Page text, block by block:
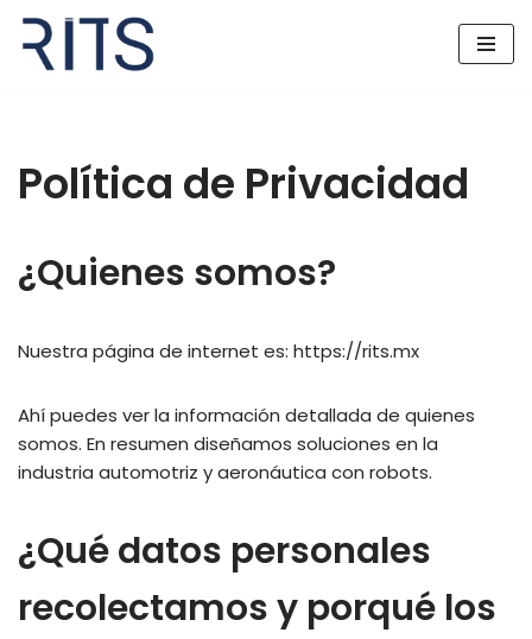
Saltar
Política de Privacidad
¿Quienes somos?
Nuestra página de internet es: https://rits.mx
Ahí puedes ver la información detallada de quienes
somos. En resumen diseñamos soluciones en la
industria automotriz y aeronáutica con robots.
¿Qué datos personales
recolectamos y porqué los